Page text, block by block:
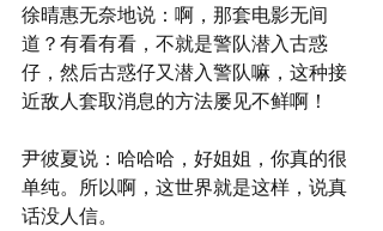
徐晴惠无奈地说：啊，那套电影无间
道？有看有看，不就是警队潜入古惑
仔，然后古惑仔又潜入警队嘛，这种接
近敌人套取消息的方法屡见不鲜啊！
尹彼夏说：哈哈哈，好姐姐，你真的很
单纯。所以啊，这世界就是这样，说真
话没人信。